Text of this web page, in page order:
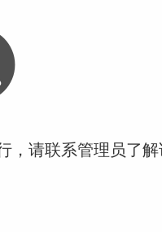
，请联系管理员了